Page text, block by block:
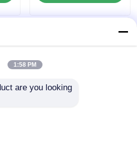
1:58 PM
are you looking